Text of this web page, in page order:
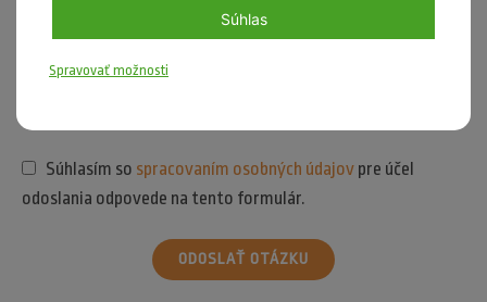
Súhlasím so spracovaním osobných údajov pre účel
odoslania odpovede na tento formulár.
ODOSLAŤ OTÁZKU
Súhlas
Spravovať možnosti